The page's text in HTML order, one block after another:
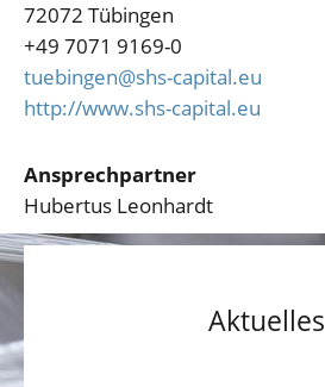
72072 Tübingen
+49 7071 9169-0
tuebingen@shs-capital.eu
http://www.shs-capital.eu
Ansprechpartner
Hubertus Leonhardt
Aktuelles